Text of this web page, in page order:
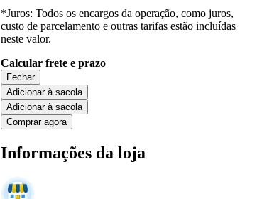
*Juros: Todos os encargos da operação, como juros,
custo de parcelamento e outras tarifas estão incluídas
neste valor.
Calcular frete e prazo
Fechar
Adicionar à sacola
Adicionar à sacola
Comprar agora
Informações da loja